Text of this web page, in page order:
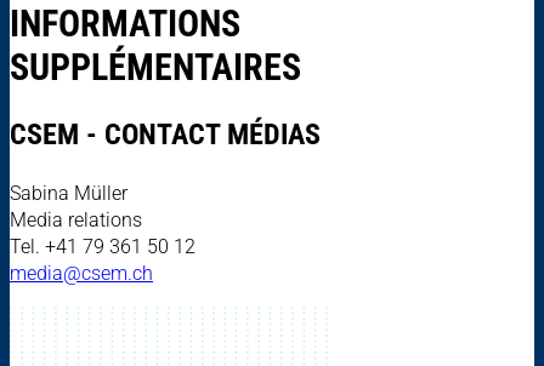
INFORMATIONS
SUPPLÉMENTAIRES
CSEM - CONTACT MÉDIAS
Sabina Müller
Media relations
Tel. +41 79 361 50 12
media@csem.ch